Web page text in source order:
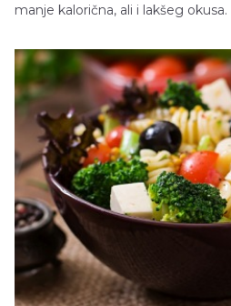
manje kalorična, ali i lakšeg okusa.